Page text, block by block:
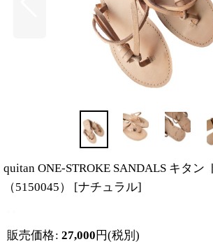
quitan ONE-STROKE SANDALS キタン
（5150045）
[ナチュラル]
販売価格: 27,000 円(税別)